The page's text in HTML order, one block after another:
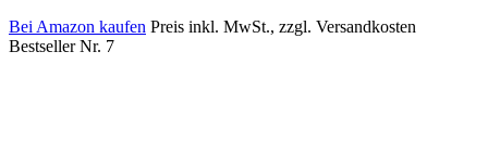
Bei Amazon kaufen Preis inkl. MwSt., zzgl. Versandkosten
Bestseller Nr. 7